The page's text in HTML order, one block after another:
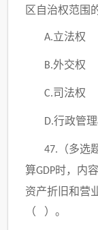
区自治权范围
A.立法权
B.外交权
C.司法权
D.行政管
47. （多选
算GDP时，内
资产折旧和营
（ ）。